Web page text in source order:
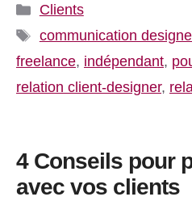
Catégories
Clients
Étiquettes
communication
freelance, indépendant,
relation client-designer,
4 Conseils pour
avec vos clients